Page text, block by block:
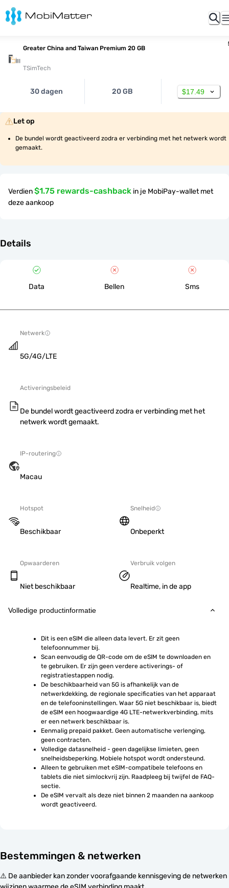
Greater China and Taiwan Premium 20 GB
TSimTech
30 dagen 20 GB $17.49
Let op
De bundel wordt geactiveerd zodra er verbinding met het netwerk wordt
gemaakt.
Verdien$1.75 rewards-cashback in je MobiPay-wallet met
deze aankoop
Details
Data Bellen Sms
Netwerk
5G/4G/LTE
Activeringsbeleid
De bundel wordt geactiveerd zodra er verbinding met het
netwerk wordt gemaakt.
IP-routering
Macau
Hotspot
Beschikbaar
Snelheid
Onbeperkt
Opwaarderen
Niet beschikbaar
Verbruik volgen
Realtime, in de app
Volledige productinformatie
Dit is een eSIM die alleen data levert. Er zit geen
telefoonnummer bij.
Scan eenvoudig de QR-code om de eSIM te downloaden en
te gebruiken. Er zijn geen verdere activerings- of
registratiestappen nodig.
De beschikbaarheid van 5G is afhankelijk van de
netwerkdekking, de regionale specificaties van het apparaat
en de telefooninstellingen. Waar 5G niet beschikbaar is, biedt
de eSIM een hoogwaardige 4G LTE-netwerkverbinding, mits
er een netwerk beschikbaar is.
Eenmalig prepaid pakket. Geen automatische verlenging,
geen contracten.
Volledige datasnelheid - geen dagelijkse limieten, geen
snelheidsbeperking. Mobiele hotspot wordt ondersteund.
Alleen te gebruiken met eSIM-compatibele telefoons en
tablets die niet simlockvrij zijn. Raadpleeg bij twijfel de FAQ-
sectie.
De eSIM vervalt als deze niet binnen 2 maanden na aankoop
wordt geactiveerd.
Bestemmingen & netwerken
⚠️ De aanbieder kan zonder voorafgaande kennisgeving de netwerken